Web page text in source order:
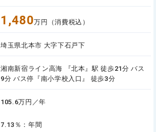
1,480万円（消費税込）
埼玉県北本市 大字下石戸下
湘南新宿ライン高海 『北本』駅 徒歩21分 バス
9分 バス停『南小学校入口』 徒歩3分
105.6万円／年
7.13％：年間